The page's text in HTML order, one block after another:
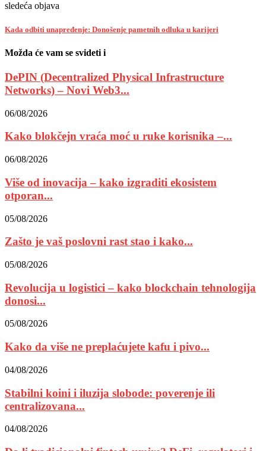
sledeća objava
Kada odbiti unapređenje: Donošenje pametnih odluka u karijeri
Možda će vam se svideti i
DePIN (Decentralized Physical Infrastructure
Networks) – Novi Web3...
06/08/2026
Kako blokčejn vraća moć u ruke korisnika –...
06/08/2026
Više od inovacija – kako izgraditi ekosistem
otporan...
05/08/2026
Zašto je vaš poslovni rast stao i kako...
05/08/2026
Revolucija u logistici – kako blockchain tehnologija
donosi...
05/08/2026
Kako da više ne preplaćujete kafu i pivo...
04/08/2026
Stabilni koini i iluzija slobode: poverenje ili
centralizovana...
04/08/2026